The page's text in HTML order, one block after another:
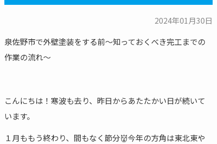
2024年01月30日
泉佐野市で外壁塗装をする前～知っておくべき完工までの
作業の流れ～
こんにちは！寒波も去り、昨日からあたたかい日が続いて
います。
１月ももう終わり、間もなく節分👹今年の方角は東北東や